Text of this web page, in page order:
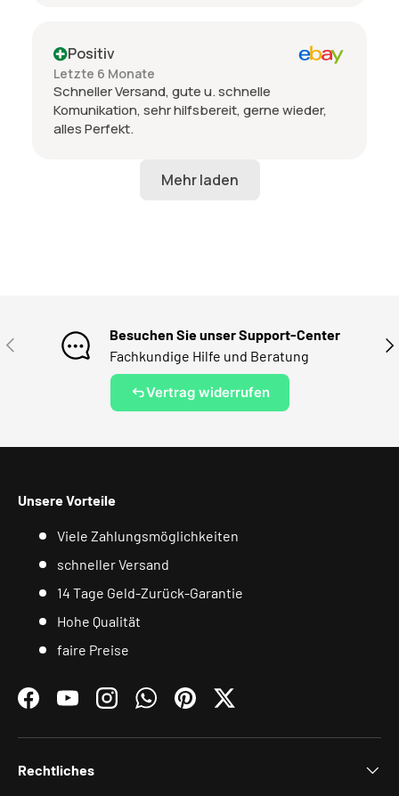
Positiv
Letzte 6 Monate
Schneller Versand, gute u. schnelle
Komunikation, sehr hilfsbereit, gerne wieder,
alles Perfekt.
VORHERIGE
Besuchen Sie unser Support-Center
Fachkundige Hilfe und Beratung
Vertrag widerrufen
Unsere Vorteile
Viele Zahlungsmöglichkeiten
schneller Versand
14 Tage Geld-Zurück-Garantie
Hohe Qualität
faire Preise
FacebookYouTubeInstagramWhatsAppPinterestTwitter
Rechtliches